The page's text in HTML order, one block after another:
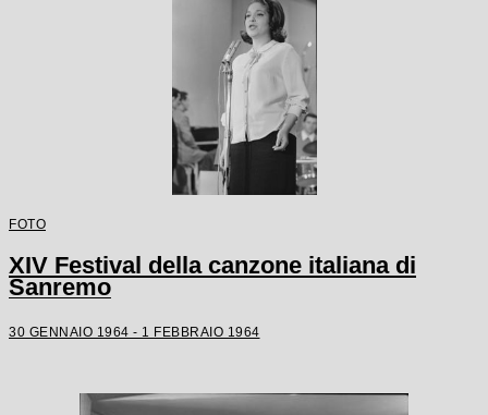
FOTO
XIV Festival della canzone italiana di
Sanremo
30 GENNAIO 1964 - 1 FEBBRAIO 1964